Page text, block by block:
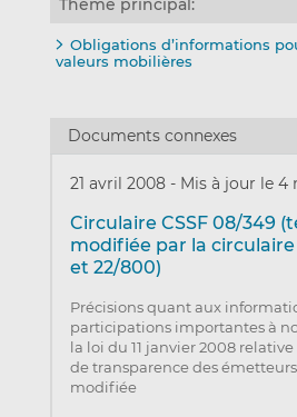
Thème principal:
Obligations d’informations
valeurs mobilières
Documents connexes
21 avril 2008 - Mis à jour le 4
Circulaire CSSF 08/349
modifiée par la circulaire
et 22/800)
Précisions quant aux
participations importantes à
la loi du 11 janvier 2008
de transparence des
modifiée